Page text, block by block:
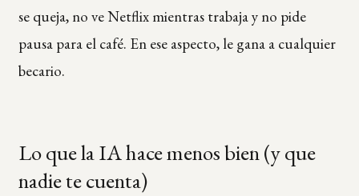
se queja, no ve Netflix mientras trabaja y no pide
pausa para el café. En ese aspecto, le gana a cualquier
becario.
Lo que la IA hace menos bien (y que
nadie te cuenta)